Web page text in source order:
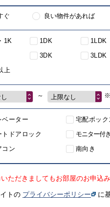
ぐ 良い物件があれば
1K 1DK 1LDK
3DK 3LDK
上
～ 上限なし ※
ベーター 宅配ボック
トドアロック
モニター付
コン
南向き
ただきましてもお部屋のお申込
トの プライバシーポリシー に